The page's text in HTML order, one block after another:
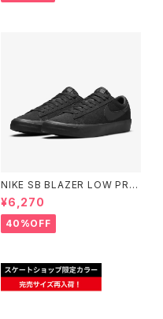
NIKE SB BLAZER LOW PRO
GT BLACK/BLACK ナイキエ
スビー ブレーザー ロー ブラッ
ク
¥6,270
40%OFF